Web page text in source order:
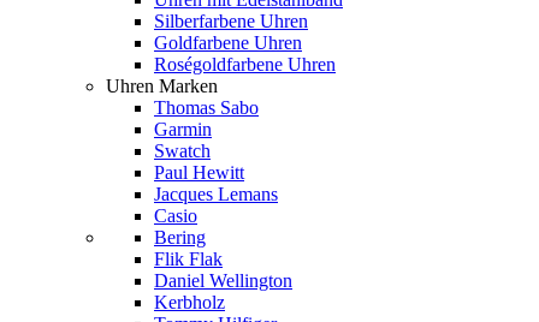
Silberfarbene Uhren
Goldfarbene Uhren
Roségoldfarbene Uhren
Uhren Marken
Thomas Sabo
Garmin
Swatch
Paul Hewitt
Jacques Lemans
Casio
Bering
Flik Flak
Daniel Wellington
Kerbholz